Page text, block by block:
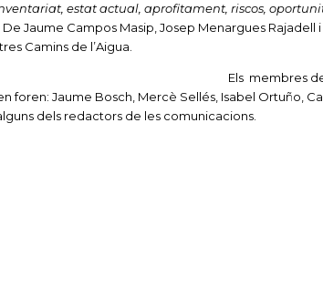
estat actual, aprofitament, riscos,
De Jaume Campos Masip, Josep Menargues Rajadell
Camins de l’Aigua.
Els membres
foren: Jaume Bosch, Mercè Sellés, Isabel Ortuño,
dels redactors de les comunicacions.